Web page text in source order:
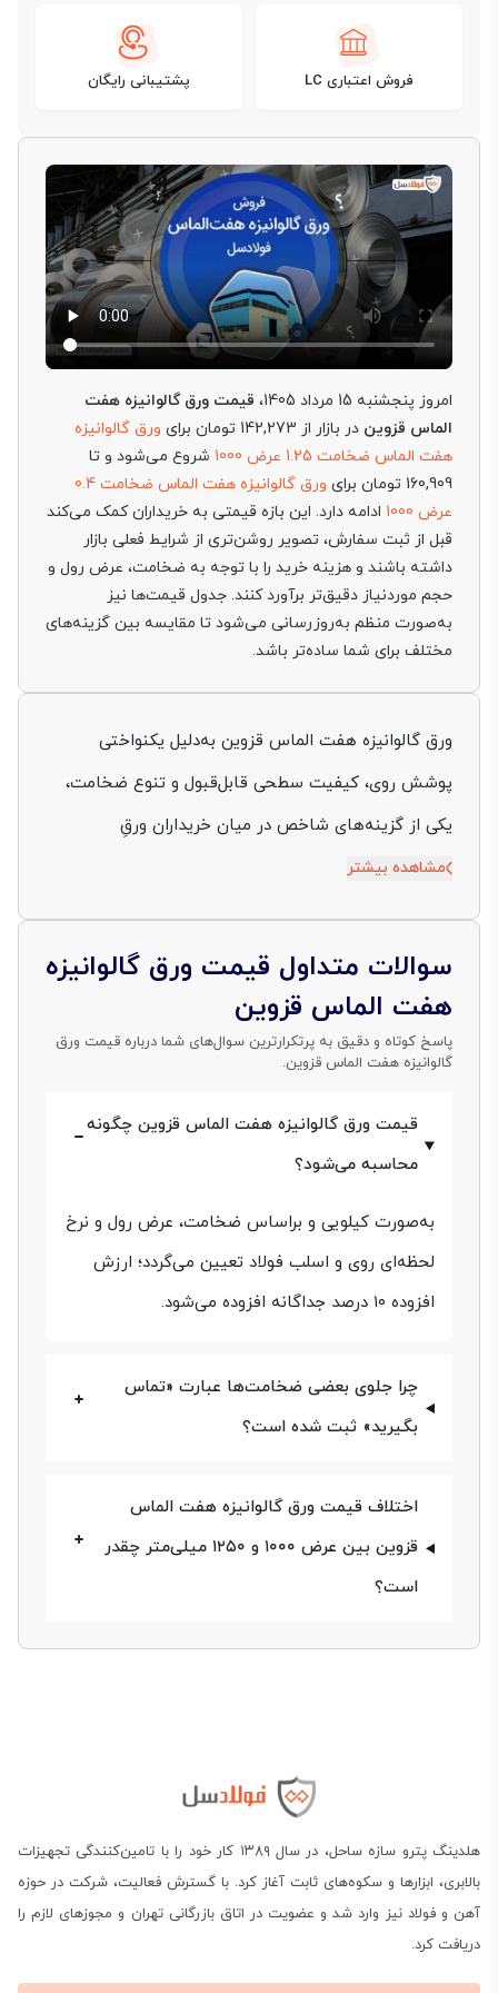
فروش اعتباری LC پشتیبانی رایگان
امروز پنجشنبه 15 مرداد 1405،
قیمت ورق گالوانیزه هفت
الماس قزوین در بازار از 142,273 تومان برای
ورق گالوانیزه
هفت الماس ضخامت 1.25 عرض 1000
شروع می‌شود و تا
160,909 تومان برای
ورق گالوانیزه هفت الماس ضخامت 0.4
عرض 1000
ادامه دارد. این بازه قیمتی به خریداران کمک می‌کند
قبل از ثبت سفارش، تصویر روشن‌تری از شرایط فعلی بازار
داشته باشند و هزینه خرید را با توجه به ضخامت، عرض رول و
حجم موردنیاز دقیق‌تر برآورد کنند. جدول قیمت‌ها نیز
به‌صورت منظم به‌روزرسانی می‌شود تا مقایسه بین گزینه‌های
مختلف برای شما ساده‌تر باشد.
ورق گالوانیزه هفت الماس قزوین به‌دلیل یکنواختی
پوشش روی، کیفیت سطحی قابل‌قبول و تنوع ضخامت،
یکی از گزینه‌های شاخص در میان خریداران ورقِ
پوشش‌دار در ایران به شمار می‌آید. از سقف‌های ساندویچ
رطوبت و هزینه منطقی در میان باشد، نام هفت الماس
به‌عنوان یک برند «اقتصادی اما مطمئن» مطرح است. با
وجود این مزایا، قیمت ورق گالوانیزه هفت الماس قزوین
روز ورق گالوانیزه هفت الماس از طرف کارخانه در بازه‌های
بسیار کوتاه به‌روز می‌شود.
دانستن آخرین بازه‌هایقیمت ورق گالوانیزه شرکت هفت
الماس پیش‌از ثبت سفارش، هم بودجه پروژۀ شما را
قابل‌کنترل می‌کند و هم جلوی تأخیر ناشی از کسری اعتبار
الماس در 15 مرداد 1405 و جزئیات عوامل اثرگذار بر بهای
این ورق را مرور می‌کنیم. با ما همراه باشید.
الماس قزوین
در‌حال‌حاضر، فروش رول‌های هفت الماس در انبار تهران
براساس وزن (کیلوگرم) انجام می‌شود و هر رول بسته به
مشاهده بیشتر
سوالات متداول قیمت ورق گالوانیزه
هفت الماس قزوین
پاسخ کوتاه و دقیق به پرتکرارترین سوال‌های شما درباره قیمت ورق
گالوانیزه هفت الماس قزوین.
قیمت ورق گالوانیزه هفت الماس قزوین چگونه
محاسبه می‌شود؟
به‌صورت کیلویی و براساس ضخامت، عرض رول و نرخ
لحظه‌ای روی و اسلب فولاد تعیین می‌گردد؛ ارزش
افزوده ۱۰ درصد جداگانه افزوده می‌شود.
چرا جلوی بعضی ضخامت‌ها عبارت «تماس
بگیرید» ثبت شده است؟
اختلاف قیمت ورق گالوانیزه هفت الماس
قزوین بین عرض ۱۰۰۰ و ۱۲۵۰ میلی‌متر چقدر
است؟
هلدینگ پترو سازه ساحل، در سال ۱۳۸۹ کار خود را با تامین‌کنندگی تجهیزات
بالابری، ابزارها و سکوه‌های ثابت آغاز کرد. با گسترش فعالیت، شرکت در حوزه
آهن و فولاد نیز وارد شد و عضویت در اتاق بازرگانی تهران و مجوزهای لازم را
دریافت کرد.